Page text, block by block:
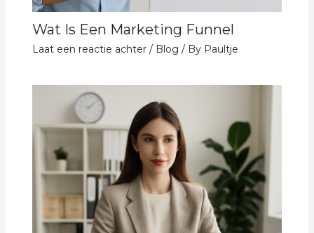
Wat Is Een Marketing Funnel
Laat een reactie achter / Blog / By Paultje